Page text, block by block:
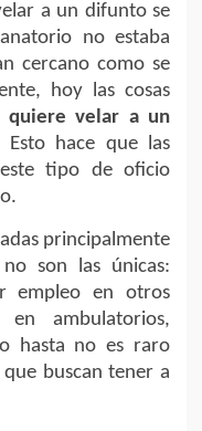
a un difunto se
no estaba
cercano como se
hoy las cosas
quiere velar a un
Esto hace que las
tipo de oficio
principalmente
son las únicas:
empleo en otros
ambulatorios,
hasta no es raro
buscan tener a